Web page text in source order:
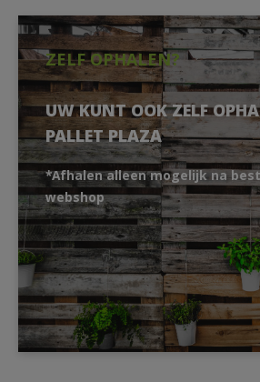
ZELF OPHALEN?
UW KUNT OOK ZELF
PALLET PLAZA
*Afhalen alleen mogelijk na
webshop